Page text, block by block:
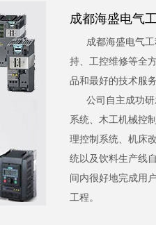
成都海盛电气
成都海盛电气
持、工控维修等全
品和最好的技术服
公司自主成功
系统、木工机械控
理控制系统、机床
统以及饮料生产线
间内很好地完成用
工程。